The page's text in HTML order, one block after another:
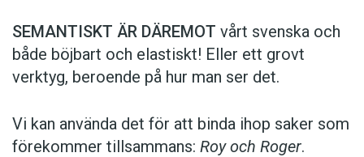
SEMANTISKT ÄR DÄREMOT vårt svenska och
både böjbart och elastiskt! Eller ett grovt
verktyg, beroende på hur man ser det.
Vi kan använda det för att binda ihop saker som
förekommer till­sammans: Roy och Roger.